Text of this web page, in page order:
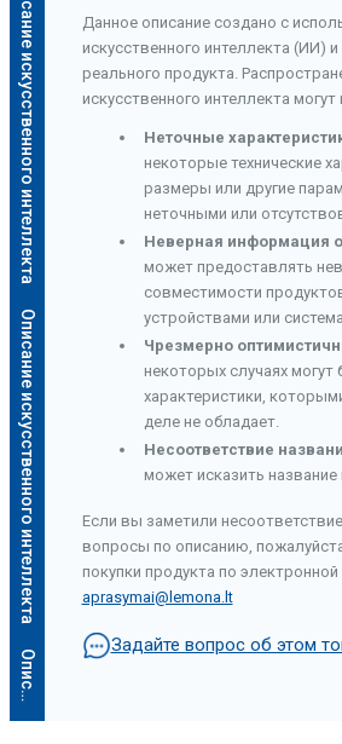
Описание искусственного интеллекта
Описание искусственного интеллекта
а
Данное описание создано с
искусственного интеллекта (ИИ)
реального продукта.
искусственного интеллекта
Неточные
некоторые технические
размеры или другие
неточными или
Неверная информация
может предоставлять
совместимости
устройствами или
Чрезмерно
некоторых случаях
характеристики,
деле не обладает.
Несоответствие
может исказить
Если вы заметили
вопросы по описанию,
покупки продукта по электронной
aprasymai@lemona.lt
Задайте вопрос об этом